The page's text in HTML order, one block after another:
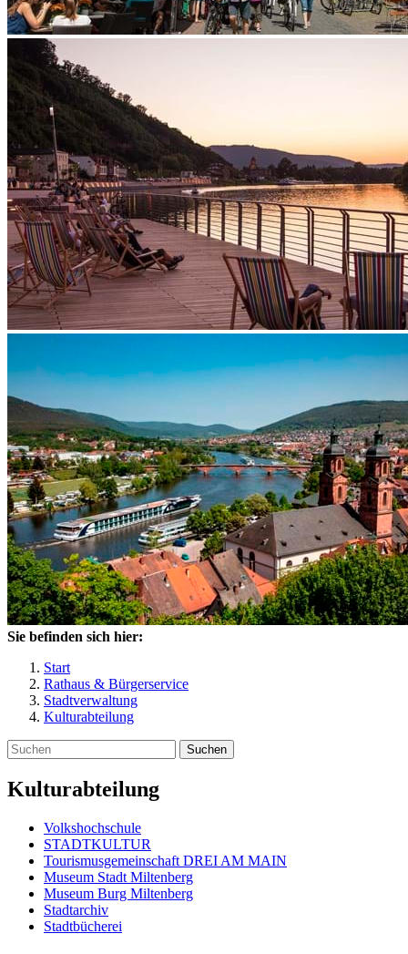
Sie befinden sich hier:
Start
Rathaus & Bürgerservice
Stadtverwaltung
Kulturabteilung
Suchen
Kulturabteilung
Volkshochschule
STADTKULTUR
Tourismusgemeinschaft DREI AM MAIN
Museum Stadt Miltenberg
Museum Burg Miltenberg
Stadtarchiv
Stadtbücherei